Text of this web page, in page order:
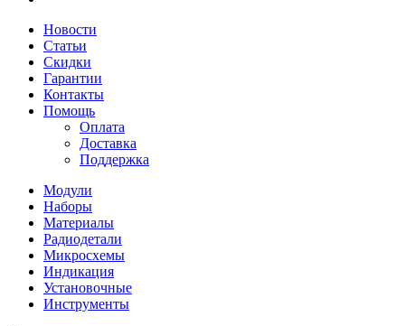
Новости
Статьи
Скидки
Гарантии
Контакты
Помощь
Оплата
Доставка
Поддержка
Модули
Наборы
Материалы
Радиодетали
Микросхемы
Индикация
Установочные
Инструменты